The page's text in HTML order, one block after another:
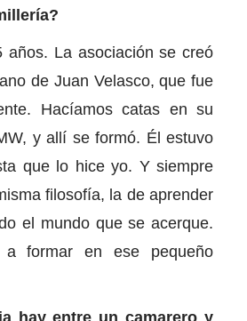
años. La asociación se creó
de Juan Velasco, que fue
Hacíamos catas en su
y allí se formó. Él estuvo
que lo hice yo. Y siempre
filosofía, la de aprender
el mundo que se acerque.
formar en ese pequeño
hay entre un camarero y